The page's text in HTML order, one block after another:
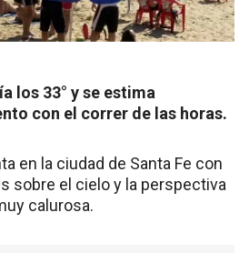
los 33° y se estima
con el correr de las horas.
en la ciudad de Santa Fe con
sobre el cielo y la perspectiva
calurosa.